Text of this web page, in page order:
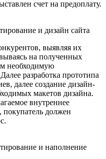
счет на предоплату.
и дизайн сайта
выявляя их
на полученных
необходимую
разработка прототипа
далее создание дизайн-
макетов дизайна.
внутреннее
должен
и наполнение